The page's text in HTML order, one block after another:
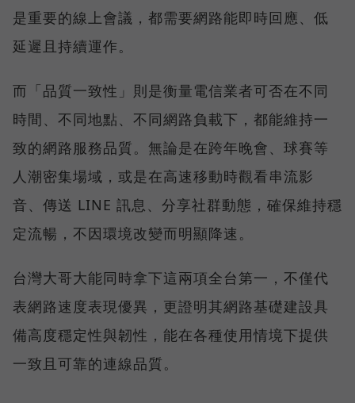
是重要的線上會議，都需要網路能即時回應、低
延遲且持續運作。
而「品質一致性」則是衡量電信業者可否在不同
時間、不同地點、不同網路負載下，都能維持一
致的網路服務品質。無論是在跨年晚會、球賽等
人潮密集場域，或是在高速移動時觀看串流影
音、傳送 LINE 訊息、分享社群動態，確保維持穩
定流暢，不因環境改變而明顯降速。
台灣大哥大能同時拿下這兩項全台第一，不僅代
表網路速度表現優異，更證明其網路基礎建設具
備高度穩定性與韌性，能在各種使用情境下提供
一致且可靠的連線品質。